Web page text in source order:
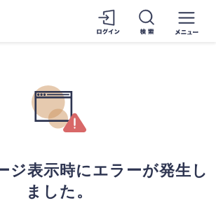
ジ表示時にエラーが発生し
ました。